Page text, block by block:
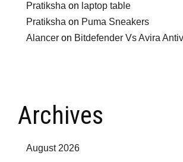
Pratiksha on laptop table
Pratiksha on Puma Sneakers
Alancer on Bitdefender Vs Avira
Archives
August 2026